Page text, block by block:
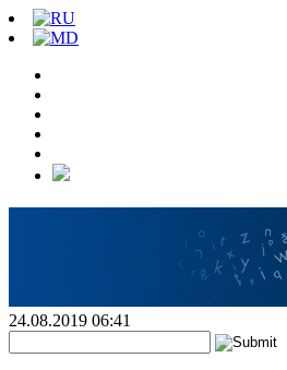
24.08.2019 06:41